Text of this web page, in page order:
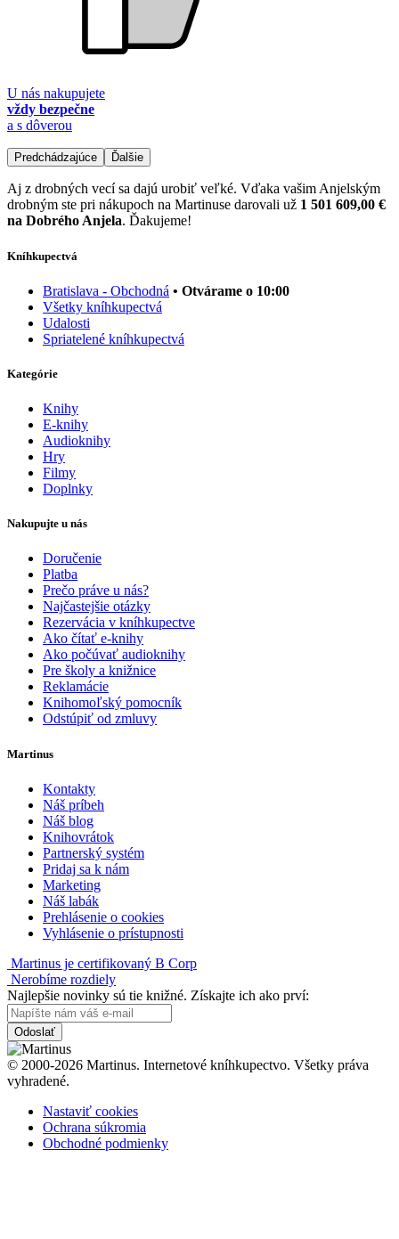
U nás nakupujete
vždy bezpečne
a s dôverou
Predchádzajúce Ďalšie
Aj z drobných vecí sa dajú urobiť veľké. Vďaka vašim Anjelským
drobným ste pri nákupoch na Martinuse darovali už 1 501 609,00 €
na Dobrého Anjela. Ďakujeme!
Kníhkupectvá
Bratislava - Obchodná • Otvárame o 10:00
Všetky kníhkupectvá
Udalosti
Spriatelené kníhkupectvá
Kategórie
Knihy
E-knihy
Audioknihy
Hry
Filmy
Doplnky
Nakupujte u nás
Doručenie
Platba
Prečo práve u nás?
Najčastejšie otázky
Rezervácia v kníhkupectve
Ako čítať e-knihy
Ako počúvať audioknihy
Pre školy a knižnice
Reklamácie
Knihomoľský pomocník
Odstúpiť od zmluvy
Martinus
Kontakty
Náš príbeh
Náš blog
Knihovrátok
Partnerský systém
Pridaj sa k nám
Marketing
Náš labák
Prehlásenie o cookies
Vyhlásenie o prístupnosti
Martinus je certifikovaný B Corp
Nerobíme rozdiely
Najlepšie novinky sú tie knižné. Získajte ich ako prví:
Odoslať
© 2000-2026 Martinus. Internetové kníhkupectvo. Všetky práva
vyhradené.
Nastaviť cookies
Ochrana súkromia
Obchodné podmienky